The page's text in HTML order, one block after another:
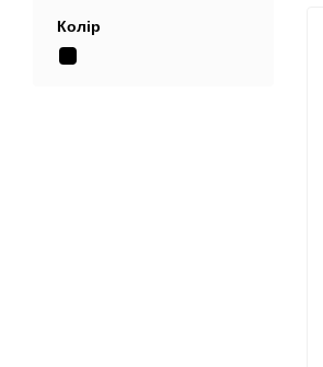
Колір